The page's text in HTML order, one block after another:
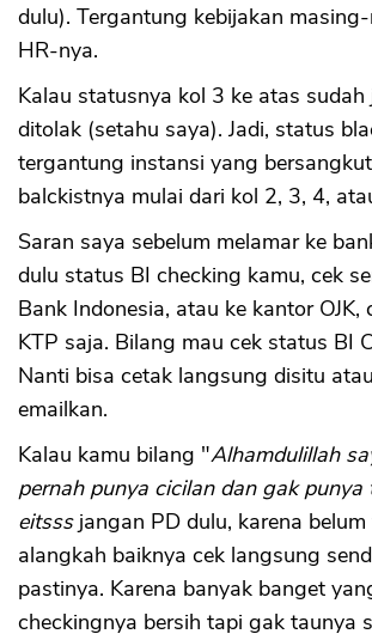
dulu). Tergantung kebijakan
HR-nya.
Kalau statusnya kol 3 ke atas sudah
ditolak (setahu saya). Jadi, status
tergantung instansi yang
balckistnya mulai dari kol 2, 3, 4,
Saran saya sebelum melamar ke
dulu status BI checking kamu, cek
Bank Indonesia, atau ke kantor OJK,
KTP saja. Bilang mau cek status BI
Nanti bisa cetak langsung disitu
emailkan.
Kalau kamu bilang "Alhamdulillah
pernah punya cicilan dan gak
eitsss jangan PD dulu, karena belum
alangkah baiknya cek langsung
pastinya. Karena banyak banget
checkingnya bersih tapi gak taunya